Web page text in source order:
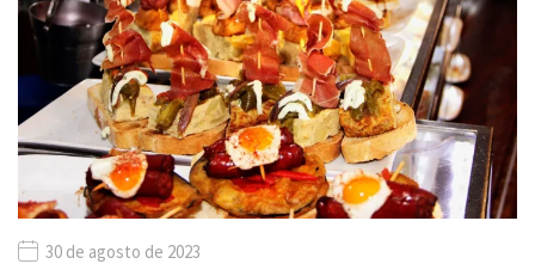
30 de agosto de 2023